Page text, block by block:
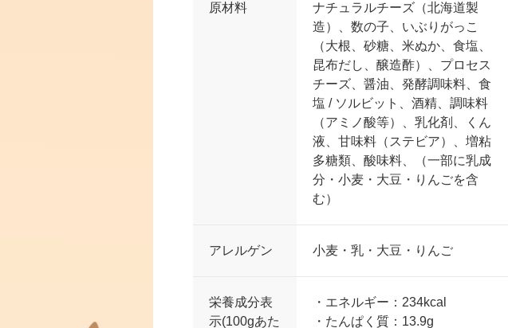
原材料
ナチュラルチーズ（北海道製
造）、数の子、いぶりがっこ
（大根、砂糖、米ぬか、食塩、
昆布だし、醸造酢）、プロセス
チーズ、醤油、発酵調味料、食
塩 / ソルビット、酒精、調味料
（アミノ酸等）、乳化剤、くん
液、甘味料（ステビア）、増粘
多糖類、酸味料、（一部に乳成
分・小麦・大豆・りんごを含
む）
アレルゲン 小麦・乳・大豆・りんご
栄養成分表
示(100gあた
・エネルギー：234kcal
・たんぱく質：13.9g